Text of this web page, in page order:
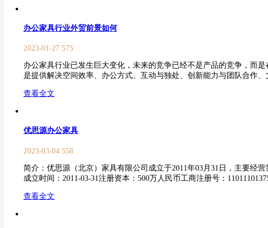
办公家具行业外贸前景如何
2023-01-27 575
办公家具行业已发生巨大变化，未来的竞争已经不是产品的竞争，而
是提供解决空间效率、办公方式、互动与独处、创新能力与团队合作
查看全文
优思源办公家具
2023-03-04 558
简介：优思源（北京）家具有限公司成立于2011年03月31日，主要经
成立时间：2011-03-31注册资本：500万人民币工商注册号：
查看全文